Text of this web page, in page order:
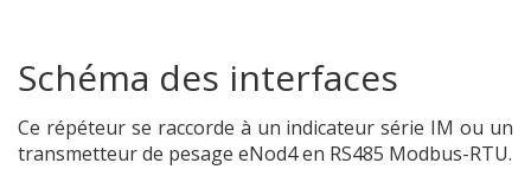
Schéma des interfaces
Ce répéteur se raccorde à un indicateur série IM ou un
transmetteur de pesage eNod4 en RS485 Modbus-RTU.